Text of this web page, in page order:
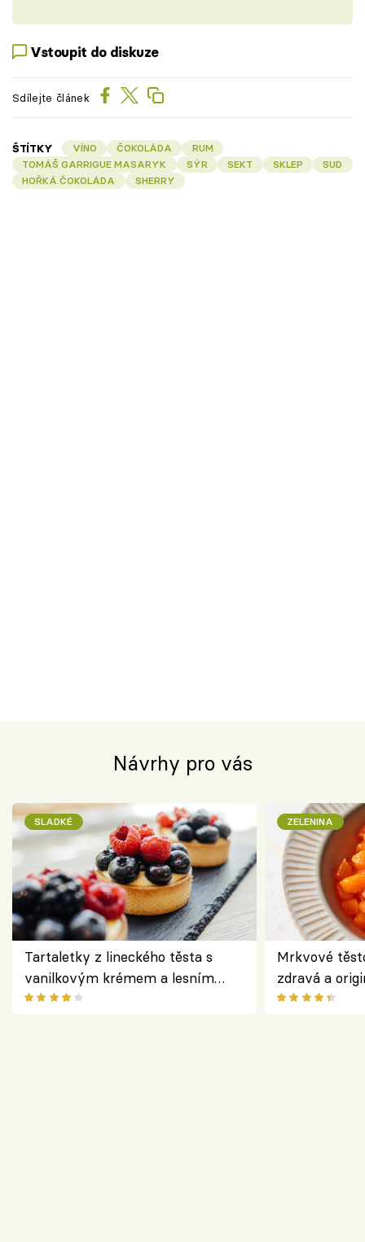
Vstoupit do diskuze
Sdílejte článek
ŠTÍTKY VÍNO ČOKOLÁDA
RUM
TOMÁŠ GARRIGUE MASARYK
SÝR SEKT SKLEP
SUD
HOŘKÁ ČOKOLÁDA
SHERRY
Návrhy pro vás
SLADKÉ
Tartaletky z lineckého těsta s
vanilkovým krémem a lesním
ovocem podle Bread Society
ZELENINA
Mrkvové
zdravá a
klasiky